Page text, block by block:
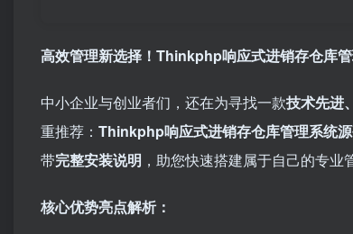
高效管理新选择！Thinkphp响应式进销存仓库
中小企业与创业者们，还在为寻找一款技术先进
重推荐：​ Thinkphp响应式进销存仓库管理系统
带完整安装说明 ，助您快速搭建属于自己的专业
核心优势亮点解析：​